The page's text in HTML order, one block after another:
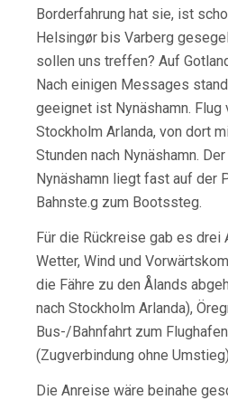
Borderfahrung hat sie, ist
Helsingør bis Varberg
sollen uns treffen? Auf
Nach einigen Messages
geeignet ist Nynäshamn. Flug
Stockholm Arlanda, von dort
Stunden nach Nynäshamn.
Nynäshamn liegt fast auf der
Bahnste.g zum Bootssteg.
Für die Rückreise gab es drei
Wetter, Wind und
die Fähre zu den Ålands
nach Stockholm Arlanda),
Bus-/Bahnfahrt zum
(Zugverbindung ohne
Die Anreise wäre beinahe